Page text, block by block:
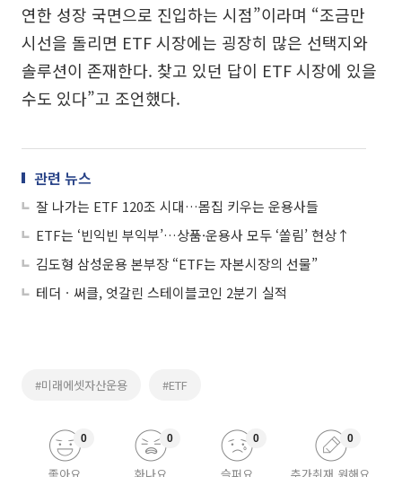
연한 성장 국면으로 진입하는 시점”이라며 “조금만
시선을 돌리면 ETF 시장에는 굉장히 많은 선택지와
솔루션이 존재한다. 찾고 있던 답이 ETF 시장에 있을
수도 있다”고 조언했다.
관련 뉴스
잘 나가는 ETF 120조 시대…몸집 키우는 운용사들
ETF는 ‘빈익빈 부익부’…상품·운용사 모두 ‘쏠림’ 현상↑
김도형 삼성운용 본부장 “ETF는 자본시장의 선물”
테더ㆍ써클, 엇갈린 스테이블코인 2분기 실적
#미래에셋자산운용 #ETF
0 0 0 0